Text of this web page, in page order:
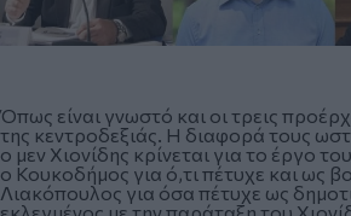
Όπως είναι γνωστό και οι τρεις
της κεντροδεξιάς. Η διαφορά τους
ο μεν Χιονίδης κρίνεται για το έργο
ο Κουκοδήμος για ό,τι πέτυχε και ως
Λιακόπουλος για όσα πέτυχε ως